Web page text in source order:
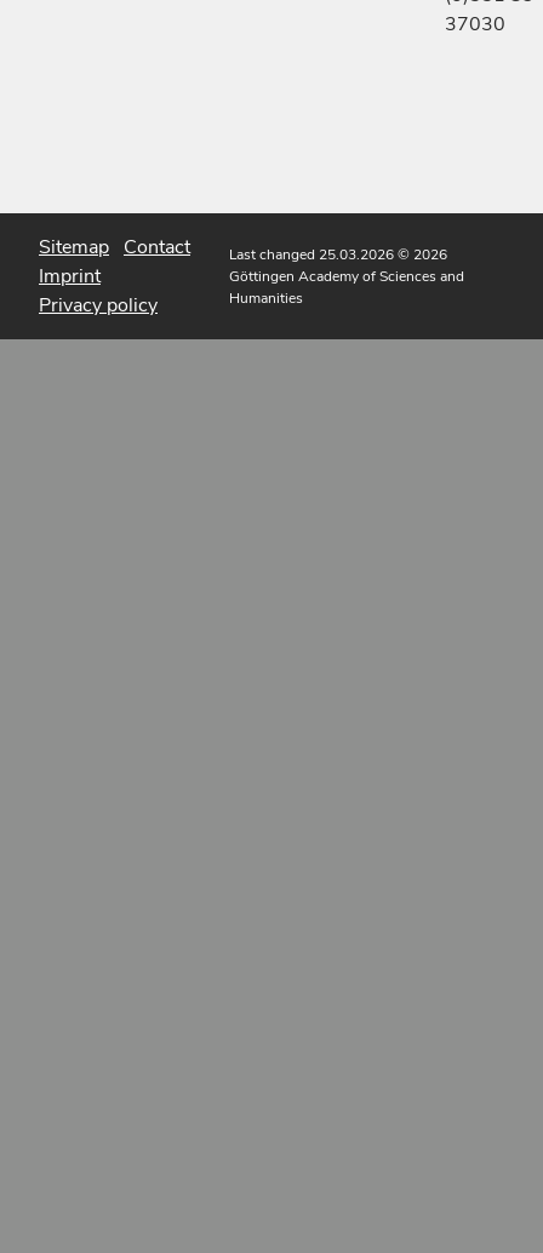
37030
Sitemap Contact
Imprint
Privacy policy
Last changed 25.03.2026© 2026
Göttingen Academy of Sciences and
Humanities